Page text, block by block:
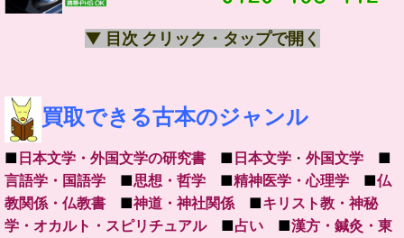
▼ 目次 クリック・タップで開く
買取できる古本のジャンル
■ 日本文学・外国文学の研究書 ■ 日本文学 ・ 外国文学 ■
言語学・国語学 ■思想・哲学 ■精神医学・心理学 ■仏
教関係・仏教書 ■神道・神社関係■キリスト教・神秘
学・オカルト・スピリチュアル■占い ■漢方・鍼灸・東